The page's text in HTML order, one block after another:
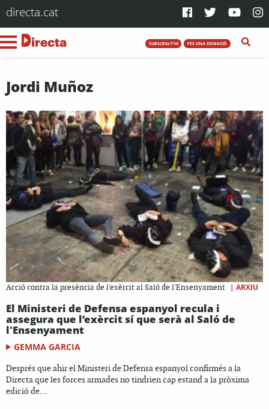
directa.cat
SUBSCRIU-T'HI FES UNA DONACIÓ
Jordi Muñoz
Acció contra la presència de l'exèrcit al Saló de l'Ensenyament | ARXIU
El Ministeri de Defensa espanyol recula i
assegura que l’exèrcit sí que serà al Saló de
l'Ensenyament
GEMMA GARCIA
Després que ahir el Ministeri de Defensa espanyol confirmés a la
Directa que les forces armades no tindrien cap estand a la pròxima
edició de...